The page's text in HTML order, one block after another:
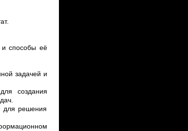
и способы её
задачей и
создания
для решения